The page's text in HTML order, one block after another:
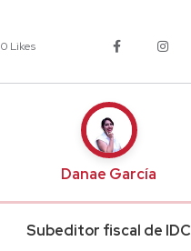
0 Likes
Danae García
Subeditor fiscal de IDC